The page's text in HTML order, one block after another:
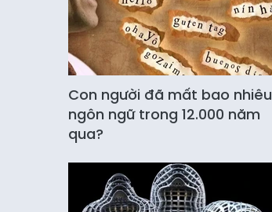
Con người đã mất bao nhiêu
ngôn ngữ trong 12.000 năm
qua?